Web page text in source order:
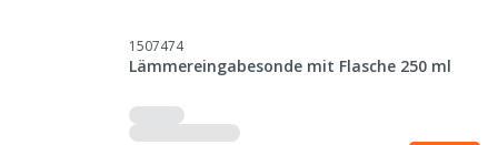
1507474
Lämmereingabesonde mit Flasche 250 ml